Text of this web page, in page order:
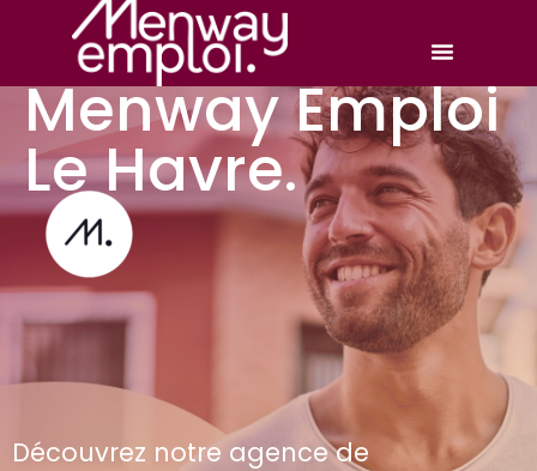
Menway Emploi
Le Havre.
Découvrez notre agence de